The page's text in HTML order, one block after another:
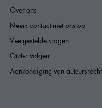
Over ons
Neem contact met ons op
Veelgestelde vragen
Order volgen
Aankondiging van auteursrecht